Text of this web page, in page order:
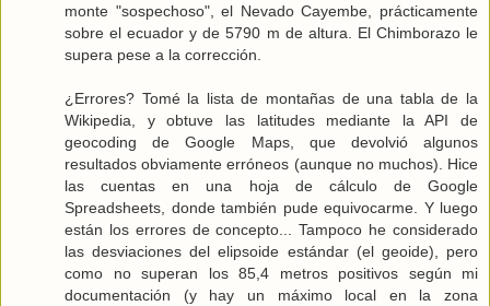
monte "sospechoso", el Nevado Cayembe, prácticamente
sobre el ecuador y de 5790 m de altura. El Chimborazo le
supera pese a la corrección.
¿Errores? Tomé la lista de montañas de una tabla de la
Wikipedia, y obtuve las latitudes mediante la API de
geocoding de Google Maps, que devolvió algunos
resultados obviamente erróneos (aunque no muchos). Hice
las cuentas en una hoja de cálculo de Google
Spreadsheets, donde también pude equivocarme. Y luego
están los errores de concepto... Tampoco he considerado
las desviaciones del elipsoide estándar (el geoide), pero
como no superan los 85,4 metros positivos según mi
documentación (y hay un máximo local en la zona